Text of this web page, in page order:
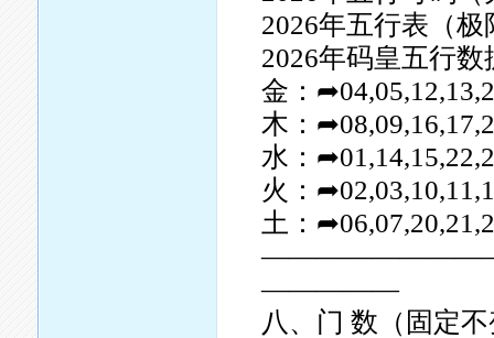
2026年五行表（
2026年码皇五行数
金：
木：
水：
火：
土：
—————
八、门 数（固定